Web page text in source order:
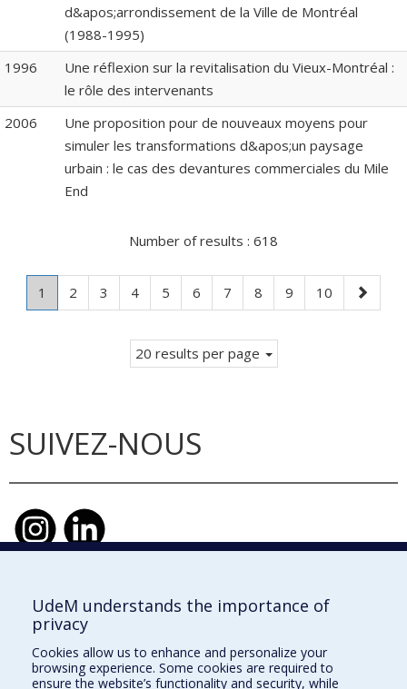
d&apos;arrondissement de la Ville de Montréal
(1988-1995)
1996
Une réflexion sur la revitalisation du Vieux-Montréal :
le rôle des intervenants
2006
Une proposition pour de nouveaux moyens pour
simuler les transformations d&apos;un paysage
urbain : le cas des devantures commerciales du Mile
End
Number of results : 618
Page
1
Current
Page
2 Page
3 Page
4 Page
5 Page
6 Page
7 Page
8 Page
9 Page
10
Next
page
20 results per page
SUIVEZ-NOUS
École d'urbanisme et d'architecture de
paysage
École d'architecture
UdeM understands the importance of
privacy
Cookies allow us to enhance and personalize your
browsing experience. Some cookies are required to
ensure the website’s functionality and security, while